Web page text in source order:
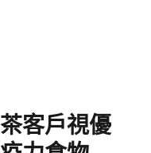
客戶視優